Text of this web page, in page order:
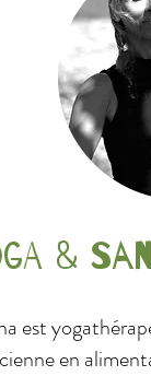
&
est
en